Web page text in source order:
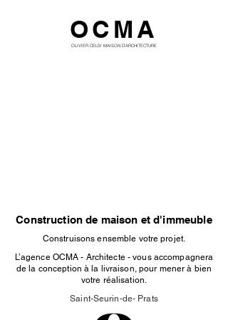
OCMA
OLIVIER CELSI MAISON D'ARCHITECTURE
Construction de maison et d'immeuble
Construisons ensemble votre projet.
L’agence OCMA - Architecte - vous accompagnera
de la conception à la livraison, pour mener à bien
votre réalisation.
Saint-Seurin-de- Prats